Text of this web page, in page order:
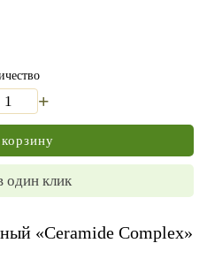
+
один клик